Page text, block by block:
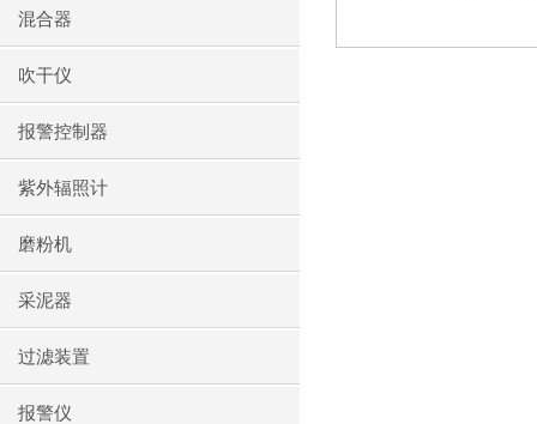
混合器
吹干仪
报警控制器
紫外辐照计
磨粉机
采泥器
过滤装置
报警仪